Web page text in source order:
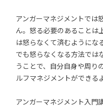
アンガーマネジメントでは
ん。怒る必要のあることは
は怒らなくて済むようにな
でも怒らなくなる方法では
うことで、自分自身や周り
ルフマネジメントができる
アンガーマネジメント入門